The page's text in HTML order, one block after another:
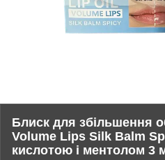
Блиск для збільшення
Volume Lips Silk Balm
кислотою і ментолом 3